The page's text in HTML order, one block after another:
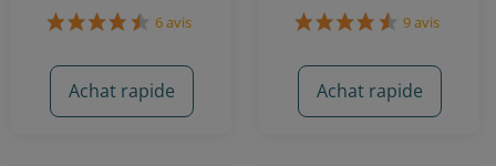
6 avis
Achat rapide
9 avis
Achat rapide